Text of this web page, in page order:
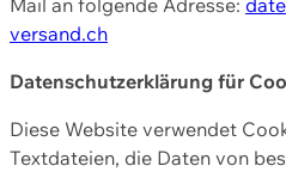
versand.ch
Datenschutzerklärung für
Diese Website verwendet
Textdateien, die Daten von